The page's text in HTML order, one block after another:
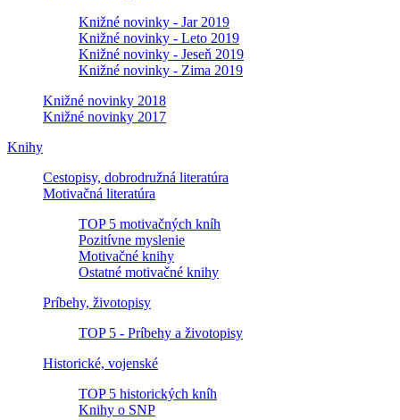
Knižné novinky - Jar 2019
Knižné novinky - Leto 2019
Knižné novinky - Jeseň 2019
Knižné novinky - Zima 2019
Knižné novinky 2018
Knižné novinky 2017
Knihy
Cestopisy, dobrodružná literatúra
Motivačná literatúra
TOP 5 motivačných kníh
Pozitívne myslenie
Motivačné knihy
Ostatné motivačné knihy
Príbehy, životopisy
TOP 5 - Príbehy a životopisy
Historické, vojenské
TOP 5 historických kníh
Knihy o SNP